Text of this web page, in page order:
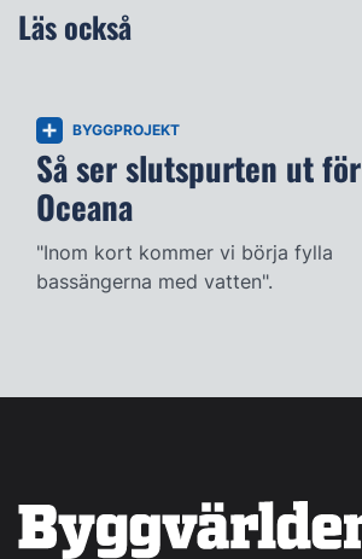
Läs också
BYGGPROJEKT
Så ser slutspurten ut för
Oceana
"Inom kort kommer vi börja fylla
bassängerna med vatten".